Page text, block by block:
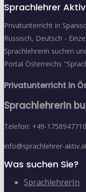
Sprachlehrer Aktiv
Privatunterricht in
Russisch, Deutsch -
Sprachlehrerin suchen
Portal Österreichs
Privatunterricht in
SprachlehrerIn
Telefon: +49-1758947710
info@sprachlehrer-
Was suchen Sie?
SprachlehrerIn